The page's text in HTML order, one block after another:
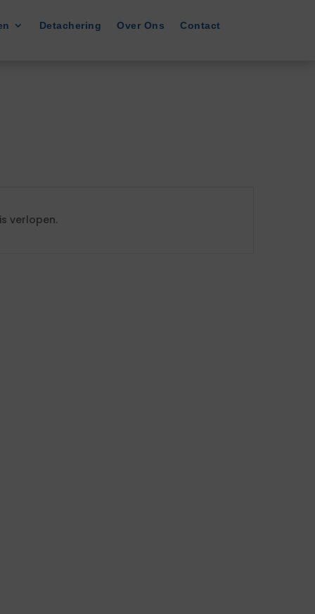
Detachering Over Ons Contact
verlopen.